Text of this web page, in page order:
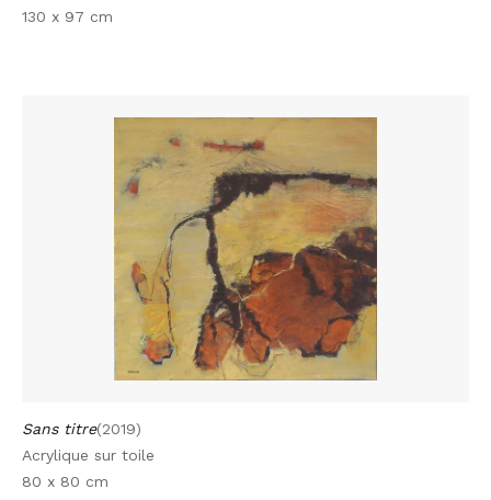
130 x 97 cm
Sans titre(2019)
Acrylique sur toile
80 x 80 cm